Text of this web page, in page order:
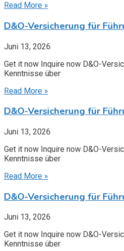
Read More »
D&O-Versicherung für
Juni 13, 2026
Get it now Inquire now D&O-
Kenntnisse über
Read More »
D&O-Versicherung für
Juni 13, 2026
Get it now Inquire now D&O-
Kenntnisse über
Read More »
D&O-Versicherung für
Juni 13, 2026
Get it now Inquire now D&O-
Kenntnisse über